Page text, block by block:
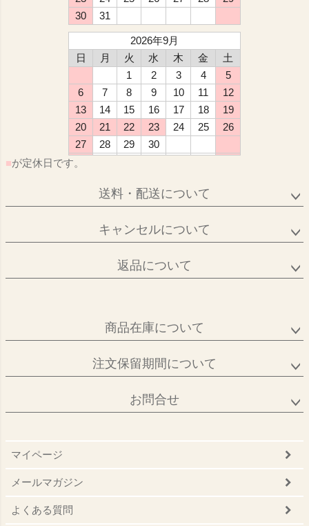
30
31
2026年9月
日
月 火 水 木 金
土
1
2 3 4
5
6
7 8 9 10 11
12
13
14 15 16 17 18
19
20
21 22 23 24 25
26
27
28 29
30
■が定休日です。
送料・配送について
キャンセルについて
返品について
商品在庫について
注文保留期間について
お問合せ
マイページ
メールマガジン
よくある質問